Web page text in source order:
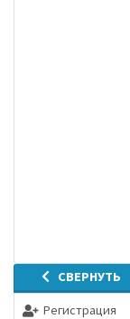
СВЕРНУТЬ
Регистрация